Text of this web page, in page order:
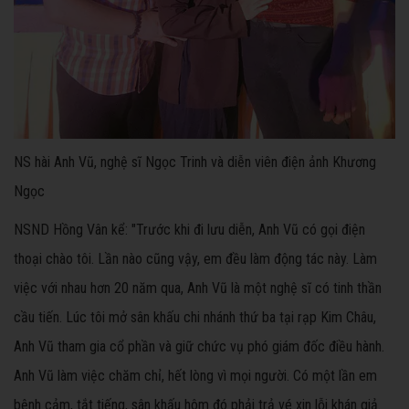
NS hài Anh Vũ, nghệ sĩ Ngọc Trinh và diễn viên điện ảnh Khương
Ngọc
NSND Hồng Vân kể: "Trước khi đi lưu diễn, Anh Vũ có gọi điện
thoại chào tôi. Lần nào cũng vậy, em đều làm động tác này. Làm
việc với nhau hơn 20 năm qua, Anh Vũ là một nghệ sĩ có tinh thần
cầu tiến. Lúc tôi mở sân khấu chi nhánh thứ ba tại rạp Kim Châu,
Anh Vũ tham gia cổ phần và giữ chức vụ phó giám đốc điều hành.
Anh Vũ làm việc chăm chỉ, hết lòng vì mọi người. Có một lần em
bệnh cảm, tắt tiếng, sân khấu hôm đó phải trả vé xin lỗi khán giả.